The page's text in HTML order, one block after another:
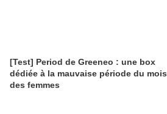
[Test] Period de Greeneo : une box
dédiée à la mauvaise période du mois
des femmes